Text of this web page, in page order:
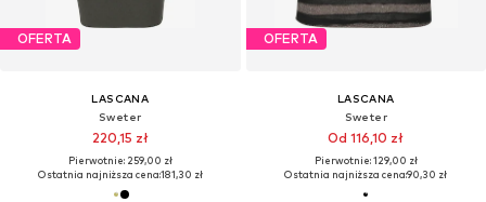
OFERTA
LASCANA
Sweter
220,15 zł
Pierwotnie: 259,00 zł
Ostatnia najniższa cena:181,30 zł
OFERTA
LASCANA
Sweter
Od 116,10 zł
Pierwotnie: 129,00 zł
Ostatnia najniższa cena:90,30 zł